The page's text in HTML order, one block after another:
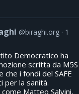
@biraghi.org
1
Democratico ha
scritta da M5S
che i fondi del SAFE
per la sanità.
Matteo Salvini,